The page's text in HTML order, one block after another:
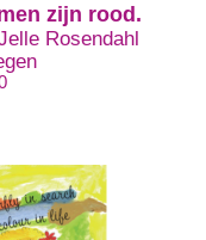
zijn rood.
Rosendahl